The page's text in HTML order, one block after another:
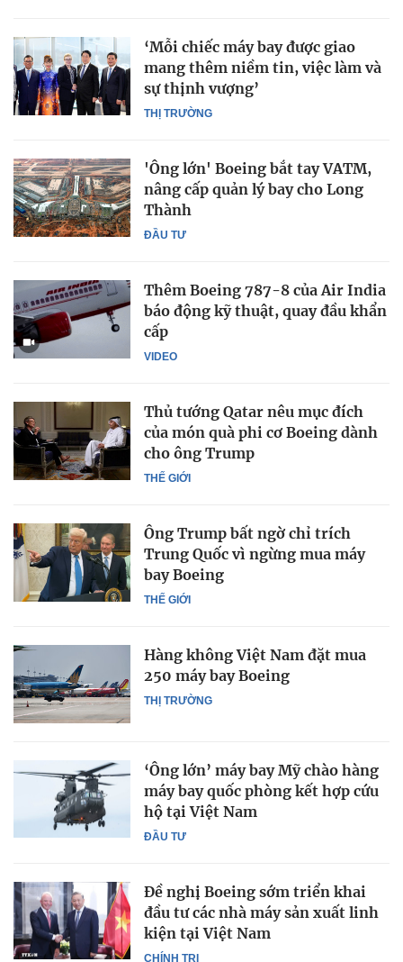
THỊ TRƯỜNG
‘Mỗi chiếc máy bay được giao
mang thêm niềm tin, việc làm và
sự thịnh vượng’
ĐẦU TƯ
'Ông lớn' Boeing bắt tay VATM,
nâng cấp quản lý bay cho Long
Thành
VIDEO
Thêm Boeing 787-8 của Air India
báo động kỹ thuật, quay đầu khẩn
cấp
THẾ GIỚI
Thủ tướng Qatar nêu mục đích
của món quà phi cơ Boeing dành
cho ông Trump
THẾ GIỚI
Ông Trump bất ngờ chỉ trích
Trung Quốc vì ngừng mua máy
bay Boeing
THỊ TRƯỜNG
Hàng không Việt Nam đặt mua
250 máy bay Boeing
ĐẦU TƯ
‘Ông lớn’ máy bay Mỹ chào hàng
máy bay quốc phòng kết hợp cứu
hộ tại Việt Nam
CHÍNH TRỊ
Đề nghị Boeing sớm triển khai
đầu tư các nhà máy sản xuất linh
kiện tại Việt Nam